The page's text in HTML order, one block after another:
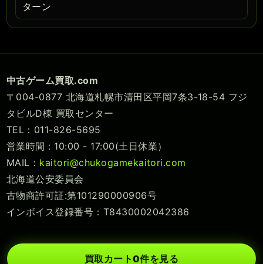
ターン
中古ゲーム買取.com
〒004-0877 北海道札幌市清田区平岡7条3-18-54 フジ
タビルD棟 買取センター
TEL：011-826-5695
営業時間 : 10:00 - 17:00(土日休業）
MAIL： kaitori@chukogamekaitori.com
北海道公安委員会
古物商許可証:第101290000906号
インボイス登録番号：T8430002042386
買取カート0件を見る